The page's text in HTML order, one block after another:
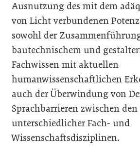
Ausnutzung des mit dem
von Licht verbundenen
sowohl der
bautechnischem und
Fachwissen mit aktuellen
humanwissenschaftlichen
auch der Überwindung von
Sprachbarrieren zwischen
unterschiedlicher Fach- und
Wissenschaftsdisziplinen.